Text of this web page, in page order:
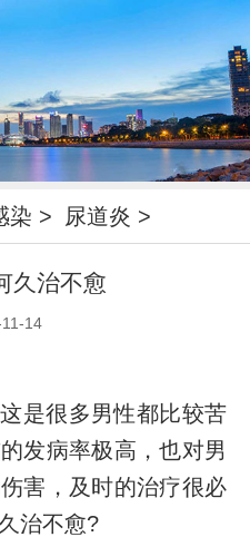
染 > 尿道炎 >
久治不愈
14
是很多男性都比较苦
发病率极高，也对男
害，及时的治疗很必
治不愈?